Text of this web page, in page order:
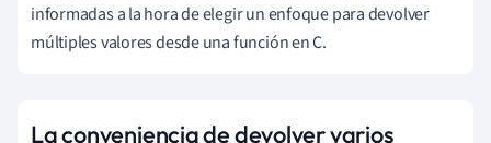
informadas a la hora de elegir un enfoque para devolver
múltiples valores desde una función en C.
La conveniencia de devolver varios